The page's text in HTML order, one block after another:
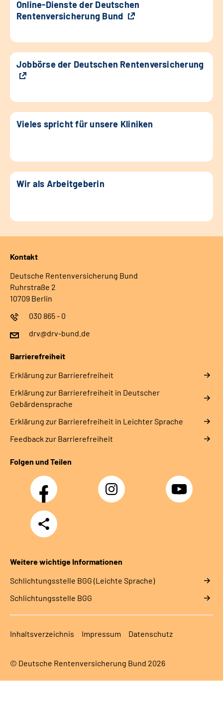
Online-Dienste der Deutschen
Rentenversicherung Bund
Jobbörse der Deutschen Rentenversicherung
Vieles spricht für unsere Kliniken
Wir als Arbeitgeberin
Kontakt
Deutsche Rentenversicherung Bund
Ruhrstraße 2
10709 Berlin
030 865 - 0
drv@drv-bund.de
Barrierefreiheit
Erklärung zur Barrierefreiheit
Erklärung zur Barrierefreiheit in Deutscher
Gebärdensprache
Erklärung zur Barrierefreiheit in Leichter Sprache
Feedback zur Barrierefreiheit
Folgen und Teilen
Facebook Instagram YouTube
Teilen
Weitere wichtige Informationen
Schlich­tungs­stel­le BGG (Leichte Sprache)
Schlich­tungs­stel­le BGG
Inhaltsverzeichnis Impressum Datenschutz
© Deutsche Rentenversicherung Bund 2026